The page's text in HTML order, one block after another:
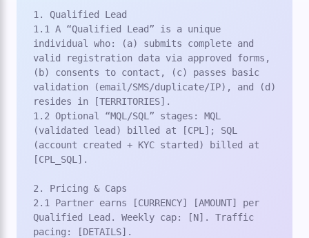
1. Qualified Lead
1.1 A “Qualified Lead” is a unique
individual who: (a) submits complete and
valid registration data via approved forms,
(b) consents to contact, (c) passes basic
validation (email/SMS/duplicate/IP), and (d)
resides in [TERRITORIES].
1.2 Optional “MQL/SQL” stages: MQL
(validated lead) billed at [CPL]; SQL
(account created + KYC started) billed at
[CPL_SQL].
2. Pricing & Caps
2.1 Partner earns [CURRENCY] [AMOUNT] per
Qualified Lead. Weekly cap: [N]. Traffic
pacing: [DETAILS].